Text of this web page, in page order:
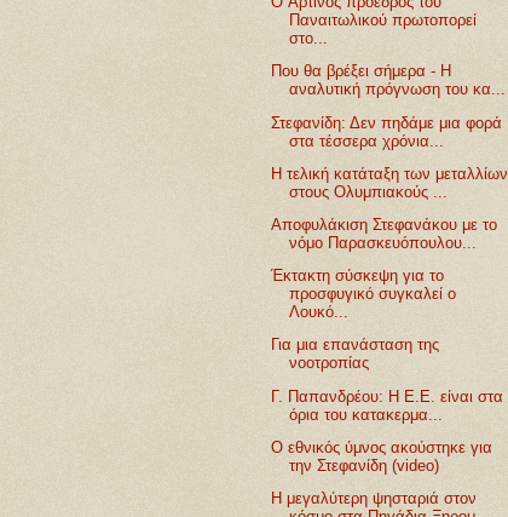
Παναιτωλικού πρωτοπορεί
στο...
Που θα βρέξει σήμερα - Η
αναλυτική πρόγνωση του κα...
Στεφανίδη: Δεν πηδάμε μια φορά
στα τέσσερα χρόνια...
Η τελική κατάταξη των μεταλλίων
στους Ολυμπιακούς ...
Αποφυλάκιση Στεφανάκου με το
νόμο Παρασκευόπουλου...
Έκτακτη σύσκεψη για το
προσφυγικό συγκαλεί ο
Λουκό...
Για μια επανάσταση της
νοοτροπίας
Γ. Παπανδρέου: Η Ε.Ε. είναι στα
όρια του κατακερμα...
Ο εθνικός ύμνος ακούστηκε για
την Στεφανίδη (video)
Η μεγαλύτερη ψησταριά στον